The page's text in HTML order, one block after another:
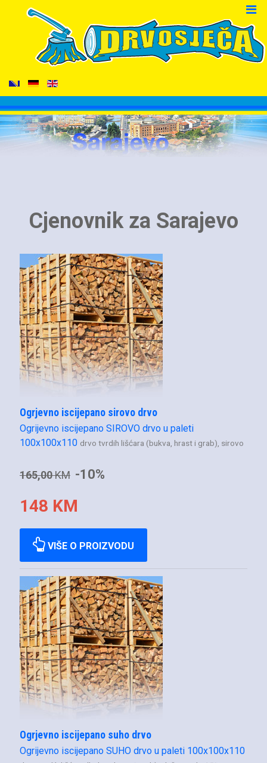
Cjenovnik za Sarajevo
Ogrjevno iscijepano sirovo drvo
Ogrijevno iscijepano SIROVO drvo u paleti
100x100x110 drvo tvrdih lišćara (bukva, hrast i grab), sirovo
165,00KM -10%
148 KM
VIŠE O PROIZVODU
Ogrjevno iscijepano suho drvo
Ogrijevno iscijepano SUHO drvo u paleti 100x100x110